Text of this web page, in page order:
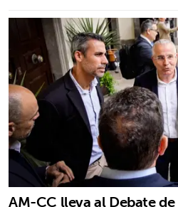
AM-CC lleva al Debate